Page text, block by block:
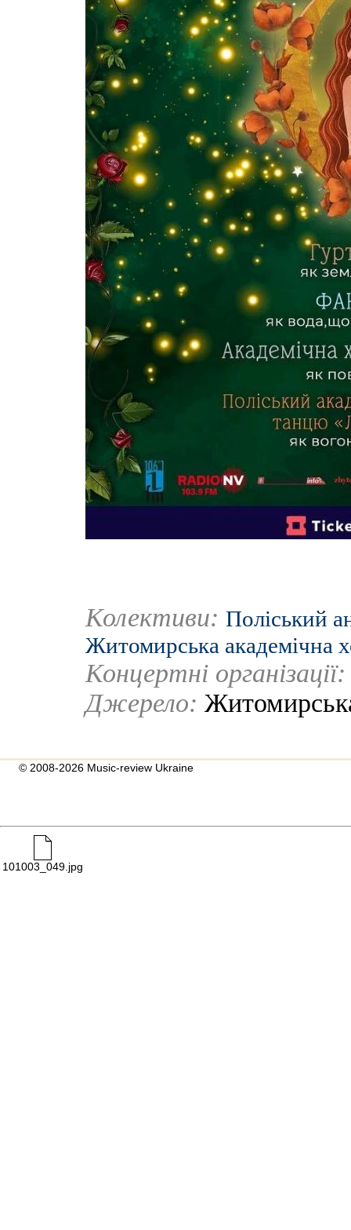
Колективи: Поліський
Житомирська академічна
Концертні
Джерело:
© 2008-2026 Music-review Ukraine
101003_049.jpg